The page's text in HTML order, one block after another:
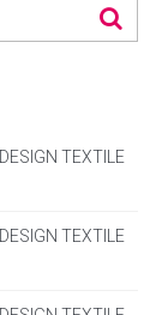
TEXTILE
TEXTILE